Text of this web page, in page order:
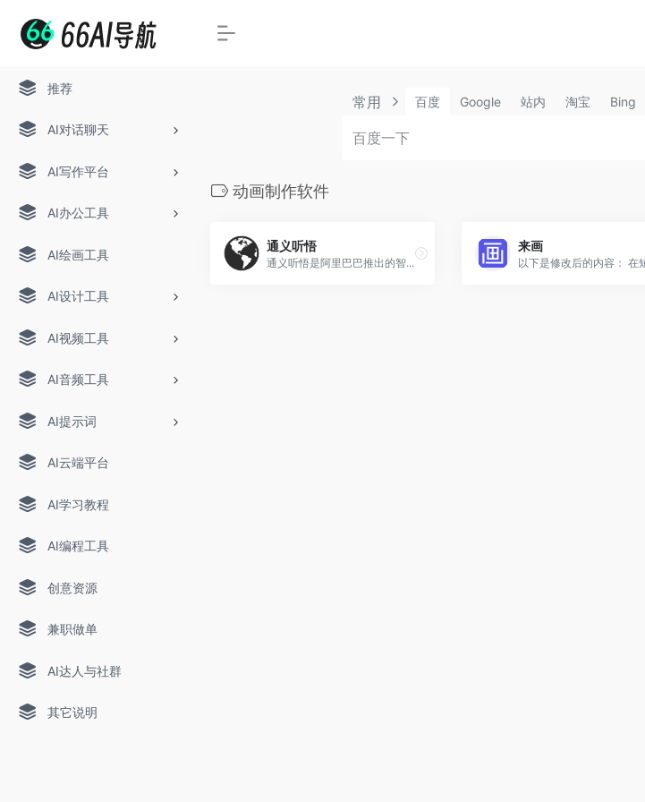
推荐
AI对话聊天
AI写作平台
AI办公工具
AI绘画工具
AI设计工具
AI视频工具
AI音频工具
AI提示词
AI云端平台
AI学习教程
AI编程工具
创意资源
兼职做单
AI达人与社群
其它说明
常用 百度 Google 站内 淘宝 Bing
动画制作软件
通义听悟
通义听悟是阿里巴巴推出的智...
来画